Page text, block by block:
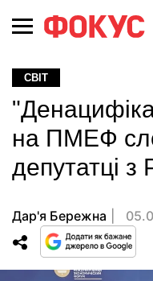
СВІТ
на ПМЕФ
депутатці з
Дар'я Бережна